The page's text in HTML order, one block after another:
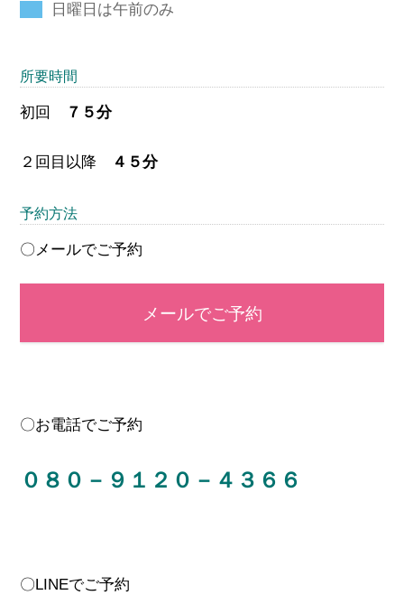
日曜日は午前のみ
所要時間
初回 ７５分
２回目以降 ４５分
予約方法
〇メールでご予約
メールでご予約
〇お電話でご予約
０８０－９１２０－４３６６
〇LINEでご予約